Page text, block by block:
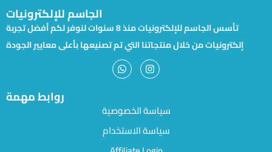
الجاسم للإلكترونيات
تأسس الجاسم للإلكترونيات منذ 8 سنوات لنوفر لكم أفضل تجربة
إلكترونيات من خلال منتجاتنا التي تم تصنيعها بأعلى معايير الجودة
روابط مهمة
سياسة الخصوصية
سياسة الاستخدام